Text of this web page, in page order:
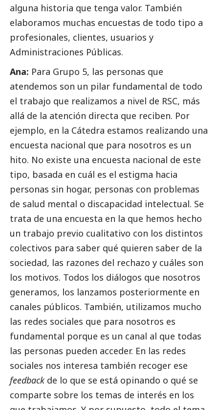
alguna historia que tenga valor. También
elaboramos muchas encuestas de todo tipo a
profesionales, clientes, usuarios y
Administraciones Públicas.
Ana: Para Grupo 5, las personas que
atendemos son un pilar fundamental de todo
el trabajo que realizamos a nivel de RSC, más
allá de la atención directa que reciben. Por
ejemplo, en la Cátedra estamos realizando una
encuesta nacional que para nosotros es un
hito. No existe una encuesta nacional de este
tipo, basada en cuál es el estigma hacia
personas sin hogar, personas con problemas
de salud mental o discapacidad intelectual. Se
trata de una encuesta en la que hemos hecho
un trabajo previo cualitativo con los distintos
colectivos para saber qué quieren saber de la
sociedad, las razones del rechazo y cuáles son
los motivos. Todos los diálogos que nosotros
generamos, los lanzamos posteriormente en
canales públicos. También, utilizamos mucho
las redes sociales que para nosotros es
fundamental porque es un canal al que todas
las personas pueden acceder. En las redes
sociales nos interesa también recoger ese
feedback de lo que se está opinando o qué se
comparte sobre los temas de interés en los